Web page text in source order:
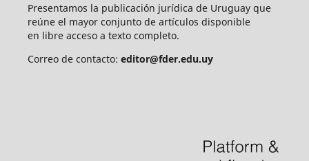
Presentamos la publicación jurídica de Uruguay que
reúne el mayor conjunto de artículos disponible
en libre acceso a texto completo.
Correo de contacto: editor@fder.edu.uy